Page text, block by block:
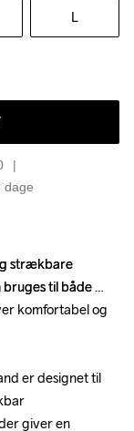
L
dage
strækbare
til både
komfortabel og
er designet til
giver en
strækbare
til både
komfortabel og
er designet til
giver en